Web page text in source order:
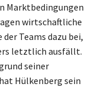
Marktbedingungen
wirtschaftliche
Teams dazu bei,
letztlich ausfällt.
seiner
Hülkenberg sein